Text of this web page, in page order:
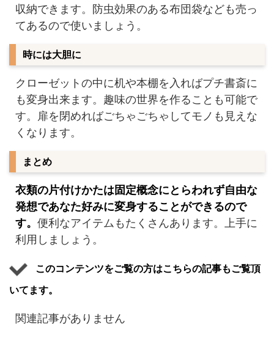
収納できます。防虫効果のある布団袋なども売っ
てあるので使いましょう。
時には大胆に
クローゼットの中に机や本棚を入ればプチ書斎に
も変身出来ます。趣味の世界を作ることも可能で
す。扉を閉めればごちゃごちゃしてモノも見えな
くなります。
まとめ
衣類の片付けかたは固定概念にとらわれず自由な
発想であなた好みに変身することができるので
す。 便利なアイテムもたくさんあります。上手に
利用しましょう。
このコンテンツをご覧の方はこちらの記事もご覧頂
いてます。
関連記事がありません